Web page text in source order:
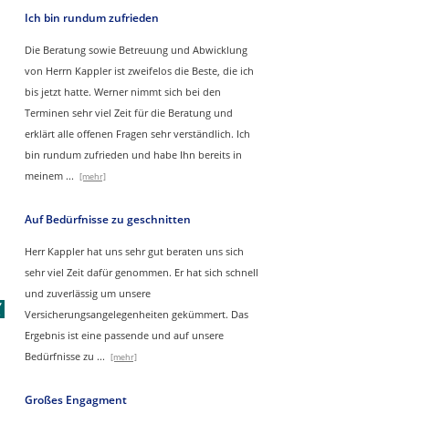
Ich bin rundum zufrieden
Die Beratung sowie Betreuung und Abwicklung
von Herrn Kappler ist zweifelos die Beste, die ich
bis jetzt hatte. Werner nimmt sich bei den
Terminen sehr viel Zeit für die Beratung und
erklärt alle offenen Fragen sehr verständlich. Ich
bin rundum zufrieden und habe Ihn bereits in
meinem ... [mehr]
Auf Bedürfnisse zu geschnitten
Herr Kappler hat uns sehr gut beraten uns sich
sehr viel Zeit dafür genommen. Er hat sich schnell
und zuverlässig um unsere
Versicherungsangelegenheiten gekümmert. Das
Ergebnis ist eine passende und auf unsere
Bedürfnisse zu ... [mehr]
Großes Engagment